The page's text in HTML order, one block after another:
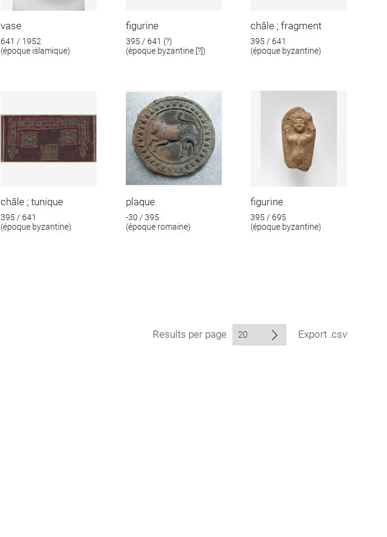
vase
641 / 1952
(époque islamique)
figurine
395 / 641 (?)
(époque byzantine [?])
châle ; fragment
395 / 641
(époque byzantine)
châle ; tunique
395 / 641
(époque byzantine)
plaque
-30 / 395
(époque romaine)
figurine
395 / 695
(époque byzantine)
Results per page Export .csv